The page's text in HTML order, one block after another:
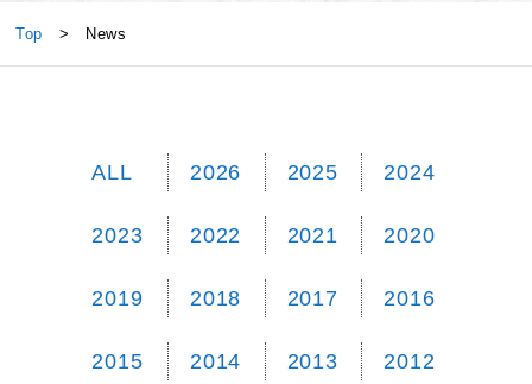
Top > News
ALL 2026 2025 2024
2023 2022 2021 2020
2019 2018 2017 2016
2015 2014 2013 2012